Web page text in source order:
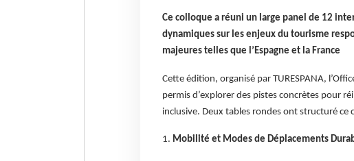
Ce colloque a réuni un large panel de 12
dynamiques sur les enjeux du tourisme
majeures telles que l’Espagne et la France
Cette édition, organisé par TURESPANA,
permis d’explorer des pistes concrètes pour
inclusive. Deux tables rondes ont structuré ce
1. Mobilité et Modes de Déplacements